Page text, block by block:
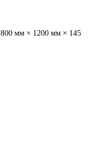
800 мм × 1200 мм × 145